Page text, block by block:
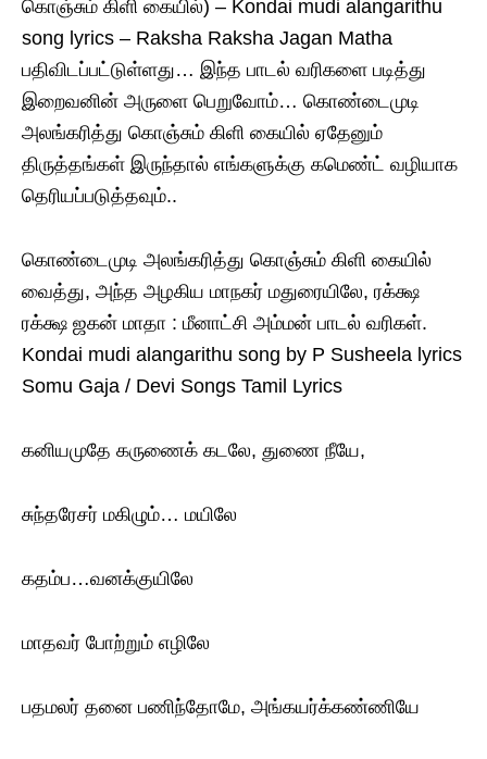
கொஞ்சும் கிளி கையில்) – Kondai mudi alangarithu
song lyrics – Raksha Raksha Jagan Matha
பதிவிடப்பட்டுள்ளது… இந்த பாடல் வரிகளை படித்து
இறைவனின் அருளை பெறுவோம்… கொண்டைமுடி
அலங்கரித்து கொஞ்சும் கிளி கையில் ஏதேனும்
திருத்தங்கள் இருந்தால் எங்களுக்கு கமெண்ட் வழியாக
தெரியப்படுத்தவும்..
கொண்டைமுடி அலங்கரித்து கொஞ்சும் கிளி கையில்
வைத்து, அந்த அழகிய மாநகர் மதுரையிலே, ‍ரக்க்ஷ
ரக்க்ஷ ஜகன் மாதா : மீனாட்சி அம்மன் பாடல் வரிகள்.
Kondai mudi alangarithu song by P Susheela lyrics
Somu Gaja / Devi Songs Tamil Lyrics
கனியமுதே கருணைக் கடலே, துணை நீயே,
சுந்தரேசர் மகிழும்… மயிலே
கதம்ப…வனக்குயிலே
மாதவர் போற்றும் எழிலே
பதமலர் தனை பணிந்தோமே, அங்கயர்க்கண்ணியே